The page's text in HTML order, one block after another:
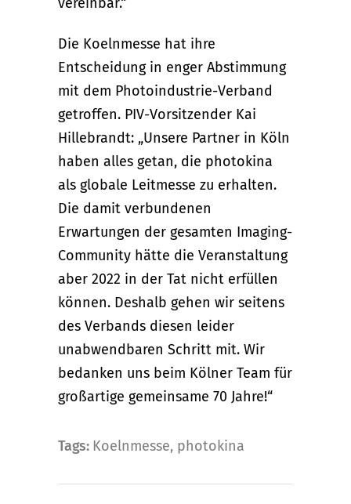
Die Koelnmesse hat ihre
Entscheidung in enger Abstimmung
mit dem Photoindustrie-Verband
getroffen. PIV-Vorsitzender Kai
Hillebrandt: „Unsere Partner in Köln
haben alles getan, die photokina
als globale Leitmesse zu erhalten.
Die damit verbundenen
Erwartungen der gesamten Imaging-
Community hätte die Veranstaltung
aber 2022 in der Tat nicht erfüllen
können. Deshalb gehen wir seitens
des Verbands diesen leider
unabwendbaren Schritt mit. Wir
bedanken uns beim Kölner Team für
großartige gemeinsame 70 Jahre!“
Tags: Koelnmesse, photokina